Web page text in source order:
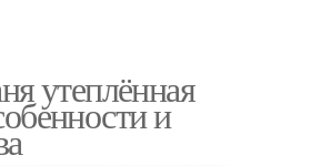
утеплённая
и